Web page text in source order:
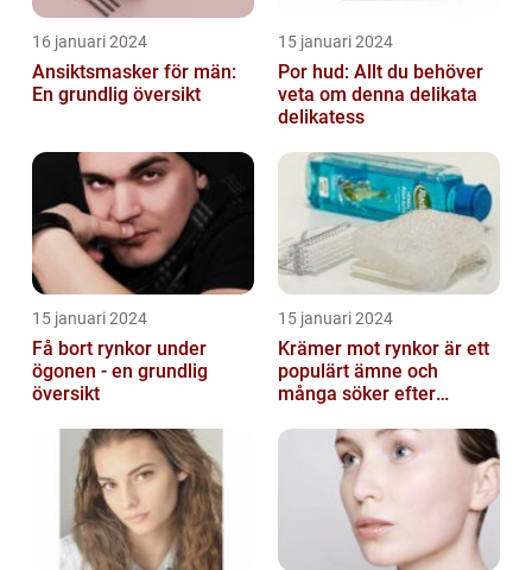
16 januari 2024
Ansiktsmasker för män:
En grundlig översikt
15 januari 2024
Por hud: Allt du behöver
veta om denna delikata
delikatess
15 januari 2024
Få bort rynkor under
ögonen - en grundlig
översikt
15 januari 2024
Krämer mot rynkor är ett
populärt ämne och
många söker efter
fungerar